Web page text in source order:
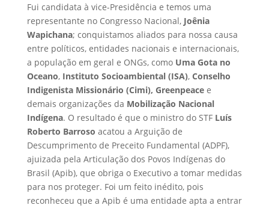
Fui candidata à vice-Presidência e temos uma
representante no Congresso Nacional, Joênia
Wapichana; conquistamos aliados para nossa causa
entre políticos, entidades nacionais e internacionais,
a população em geral e ONGs, como Uma Gota no
Oceano, Instituto Socioambiental (ISA), Conselho
Indigenista Missionário (Cimi), Greenpeacee
demais organizações da Mobilização Nacional
Indígena. O resultado é que o ministro do STF Luís
Roberto Barroso acatou a Arguição de
Descumprimento de Preceito Fundamental (ADPF),
ajuizada pela Articulação dos Povos Indígenas do
Brasil (Apib), que obriga o Executivo a tomar medidas
para nos proteger. Foi um feito inédito, pois
reconheceu que a Apib é uma entidade apta a entrar